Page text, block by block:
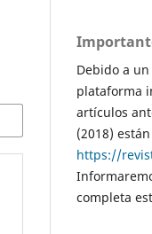
Debido a
plataforma
artículos
(2018)
https://
completa